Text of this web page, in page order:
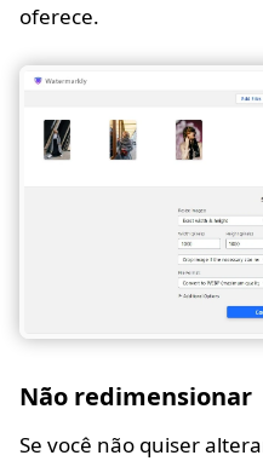
oferece.
Não redimensionar
Se você não quiser